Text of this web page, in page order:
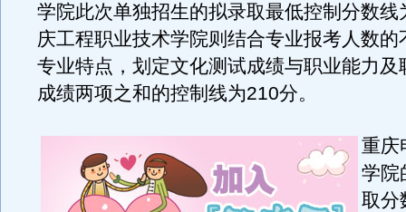
学院此次单独招生的拟录取最低控制分数线
庆工程职业技术学院则结合专业报考人数的
专业特点，划定文化测试成绩与职业能力及
成绩两项之和的控制线为210分。
重庆
学院
取分